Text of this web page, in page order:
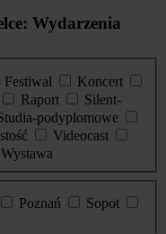
Wydarzenia
Festiwal
Koncert
Raport
Silent-
podyplomowe
Videocast
Wystawa
Poznań
Sopot